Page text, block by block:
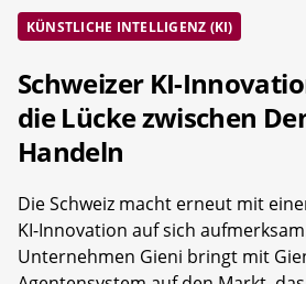
KÜNSTLICHE INTELLIGENZ (KI)
Schweizer KI-
die Lücke zwischen
Handeln
Die Schweiz macht erneut mit
KI-Innovation auf sich
Unternehmen Gieni bringt mit